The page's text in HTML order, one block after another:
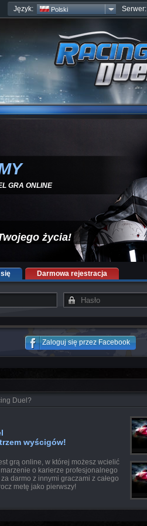
Język: Polski Serwer:
GRA ONLINE
życia!
Darmowa rejestracja
Zaloguj się przez Facebook
Duel?
wyścigów!
grą online, w której możesz wcielić
o karierze profesjonalnego
darmo z innymi graczami z całego
metę jako pierwszy!